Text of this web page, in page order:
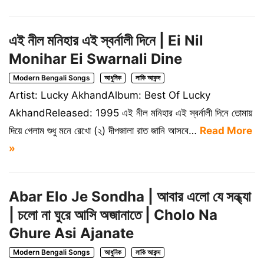
এই নীল মনিহার এই স্বর্নালী দিনে | Ei Nil
Monihar Ei Swarnali Dine
Modern Bengali Songs আধুনিক লাকি আকন্দ
Artist: Lucky AkhandAlbum: Best Of Lucky
AkhandReleased: 1995 এই নীল মনিহার এই স্বর্নালী দিনে তোমায়
দিয়ে গেলাম শুধু মনে রেখো (২) দীপজালা রাত জানি আসবে… Read More
»
Abar Elo Je Sondha | আবার এলো যে সন্ধ্যা
| চলো না ঘুরে আসি অজানাতে | Cholo Na
Ghure Asi Ajanate
Modern Bengali Songs আধুনিক লাকি আকন্দ